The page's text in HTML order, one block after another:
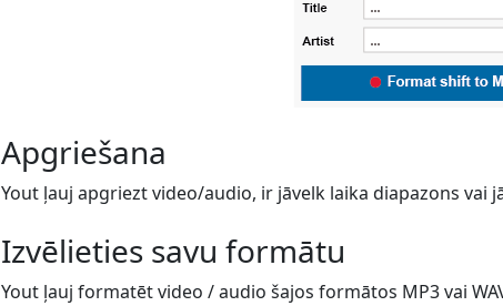
Apgriešana
Yout ļauj apgriezt video/audio, ir jāvelk laika diapazons vai
Izvēlieties savu formātu
Yout ļauj formatēt video / audio šajos formātos MP3 vai